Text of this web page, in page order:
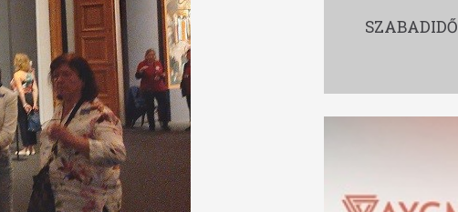
SZABADIDŐ